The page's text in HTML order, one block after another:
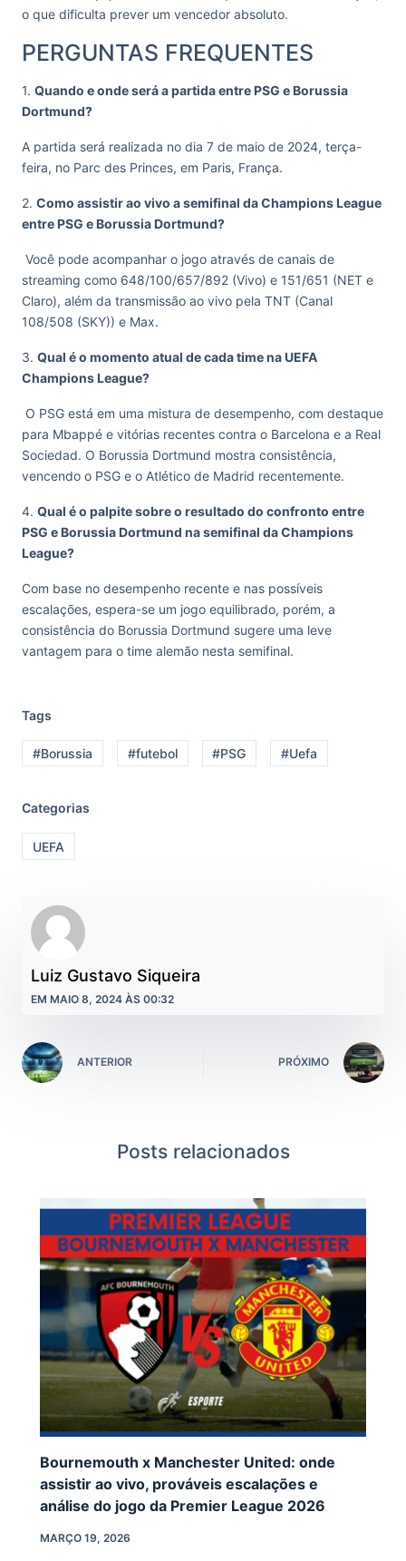
o que dificulta prever um vencedor absoluto.
PERGUNTAS FREQUENTES
1. Quando e onde será a partida entre PSG e Borussia
Dortmund?
A partida será realizada no dia 7 de maio de 2024, terça-
feira, no Parc des Princes, em Paris, França.
2. Como assistir ao vivo a semifinal da Champions League
entre PSG e Borussia Dortmund?
Você pode acompanhar o jogo através de canais de
streaming como 648/100/657/892 (Vivo) e 151/651 (NET e
Claro), além da transmissão ao vivo pela TNT (Canal
108/508 (SKY)) e Max.
3. Qual é o momento atual de cada time na UEFA
Champions League?
O PSG está em uma mistura de desempenho, com destaque
para Mbappé e vitórias recentes contra o Barcelona e a Real
Sociedad. O Borussia Dortmund mostra consistência,
vencendo o PSG e o Atlético de Madrid recentemente.
4. Qual é o palpite sobre o resultado do confronto entre
PSG e Borussia Dortmund na semifinal da Champions
League?
Com base no desempenho recente e nas possíveis
escalações, espera-se um jogo equilibrado, porém, a
consistência do Borussia Dortmund sugere uma leve
vantagem para o time alemão nesta semifinal.
Tags
#Borussia #futebol #PSG #Uefa
Categorias
UEFA
Luiz Gustavo Siqueira
EM MAIO 8, 2024 ÀS 00:32
ANTERIOR PRÓXIMO
Posts relacionados
Bournemouth x Manchester United: onde
assistir ao vivo, prováveis escalações e
análise do jogo da Premier League 2026
MARÇO 19, 2026